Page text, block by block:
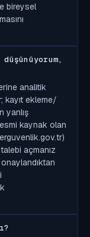
bireysel
analitik
kayıt ekleme/
yanlış
resmi kaynak olan
açmanız